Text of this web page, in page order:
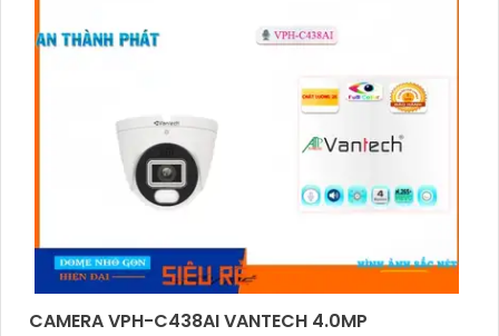
CAMERA VPH-C438AI VANTECH 4.0MP